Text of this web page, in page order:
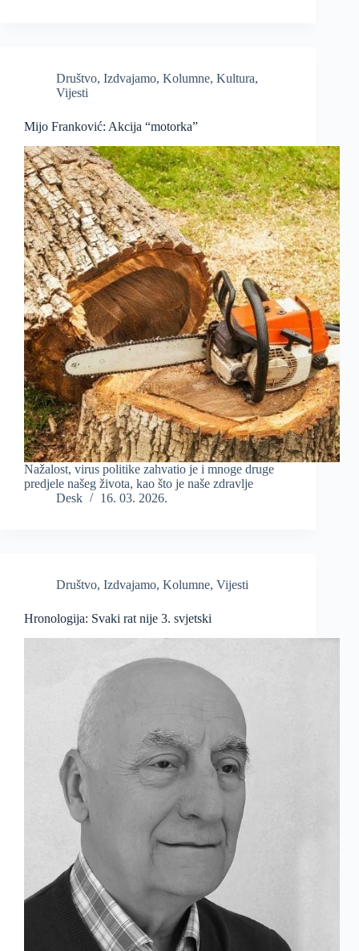
Društvo, Izdvajamo, Kolumne, Kultura,
Vijesti
Mijo Franković: Akcija “motorka”
Nažalost, virus politike zahvatio je i mnoge druge
predjele našeg života, kao što je naše zdravlje
Desk
16. 03. 2026.
Društvo, Izdvajamo, Kolumne, Vijesti
Hronologija: Svaki rat nije 3. svjetski